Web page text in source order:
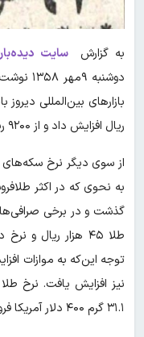
به گزارشسایت
دوشنبه
ریال افزایش داد و از ۹۲۰۰ ریال به ۹۷۰۰ ریال رسانید.
از سوی دیگر نرخ سکه‌های
توجه این‌که به موازات
نیز افزایش یافت. نرخ
۳۱.۱ گرم ۴۰۰ دلار آمریکا فروخته می‌شود.